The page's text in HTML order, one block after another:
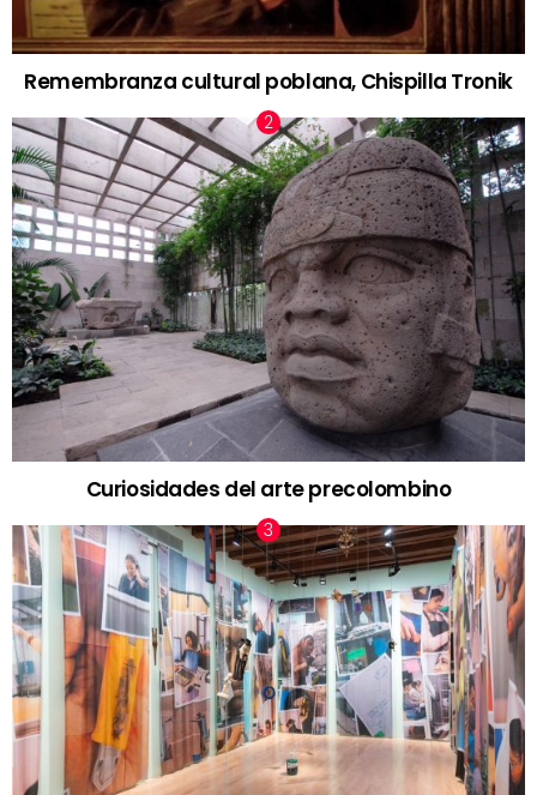
Remembranza cultural poblana, Chispilla Tronik
Curiosidades del arte precolombino